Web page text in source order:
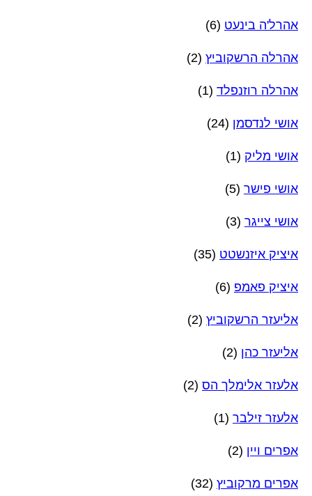
אהרל'ה בינעט (6)
אהרלה הרשקוביץ (2)
אהרלה רוזנפלד (1)
אושי לנדסמן (24)
אושי מליק (1)
אושי פישר (5)
אושי צייגר (3)
איציק איזנשטט (35)
איציק פאמפ (6)
אליעזר הרשקוביץ (2)
אליעזר כהן (2)
אלעזר אלימלך הס (2)
אלעזר זילבר (1)
אפרים ויין (2)
אפרים מרקוביץ (32)